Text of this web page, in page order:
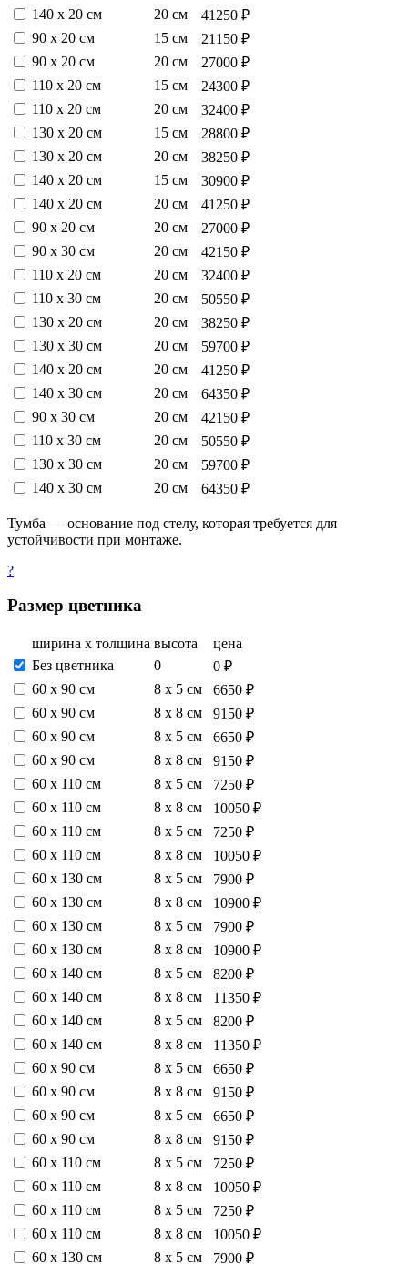
140 х 20 см
20 см
41250 ₽
90 х 20 см
15 см
21150 ₽
90 х 20 см
20 см
27000 ₽
110 х 20 см
15 см
24300 ₽
110 х 20 см
20 см
32400 ₽
130 х 20 см
15 см
28800 ₽
130 х 20 см
20 см
38250 ₽
140 х 20 см
15 см
30900 ₽
140 х 20 см
20 см
41250 ₽
90 х 20 см
20 см
27000 ₽
90 х 30 см
20 см
42150 ₽
110 х 20 см
20 см
32400 ₽
110 х 30 см
20 см
50550 ₽
130 х 20 см
20 см
38250 ₽
130 х 30 см
20 см
59700 ₽
140 х 20 см
20 см
41250 ₽
140 х 30 см
20 см
64350 ₽
90 х 30 см
20 см
42150 ₽
110 х 30 см
20 см
50550 ₽
130 х 30 см
20 см
59700 ₽
140 х 30 см
20 см 64350 ₽
Тумба — основание под стелу, которая требуется для
устойчивости при монтаже.
?
Размер цветника
ширина х толщина высота
цена
Без цветника
0
0 ₽
60 х 90 см
8 х 5 см
6650 ₽
60 х 90 см
8 х 8 см
9150 ₽
60 х 90 см
8 х 5 см
6650 ₽
60 х 90 см
8 х 8 см
9150 ₽
60 х 110 см
8 х 5 см
7250 ₽
60 х 110 см
8 х 8 см
10050 ₽
60 х 110 см
8 х 5 см
7250 ₽
60 х 110 см
8 х 8 см
10050 ₽
60 х 130 см
8 х 5 см
7900 ₽
60 х 130 см
8 х 8 см
10900 ₽
60 х 130 см
8 х 5 см
7900 ₽
60 х 130 см
8 х 8 см
10900 ₽
60 х 140 см
8 х 5 см
8200 ₽
60 х 140 см
8 х 8 см
11350 ₽
60 х 140 см
8 х 5 см
8200 ₽
60 х 140 см
8 х 8 см
11350 ₽
60 х 90 см
8 х 5 см
6650 ₽
60 х 90 см
8 х 8 см
9150 ₽
60 х 90 см
8 х 5 см
6650 ₽
60 х 90 см
8 х 8 см
9150 ₽
60 х 110 см
8 х 5 см
7250 ₽
60 х 110 см
8 х 8 см
10050 ₽
60 х 110 см
8 х 5 см
7250 ₽
60 х 110 см
8 х 8 см
10050 ₽
60 х 130 см
8 х 5 см 7900 ₽